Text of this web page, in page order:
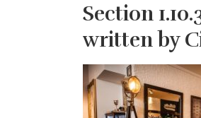
Section
written by